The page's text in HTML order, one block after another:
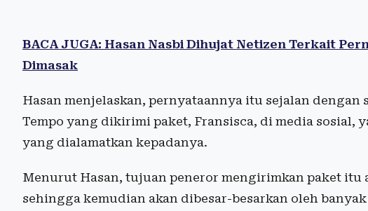
BACA JUGA: Hasan Nasbi Dihujat Netizen Terkait
Dimasak
Hasan menjelaskan, pernyataannya itu sejalan
Tempo yang dikirimi paket, Fransisca, di media sosial,
yang dialamatkan kepadanya.
Menurut Hasan, tujuan peneror mengirimkan paket itu
sehingga kemudian akan dibesar-besarkan oleh